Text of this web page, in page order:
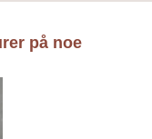
på noe